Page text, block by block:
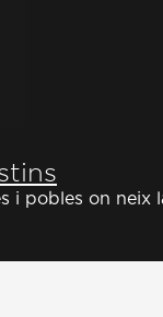
i pobles on neix